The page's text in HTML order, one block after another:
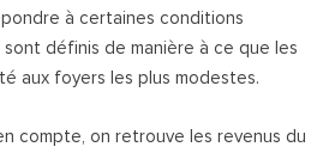
à certaines conditions
sont définis de manière à ce que les
aux foyers les plus modestes.
compte, on retrouve les revenus du